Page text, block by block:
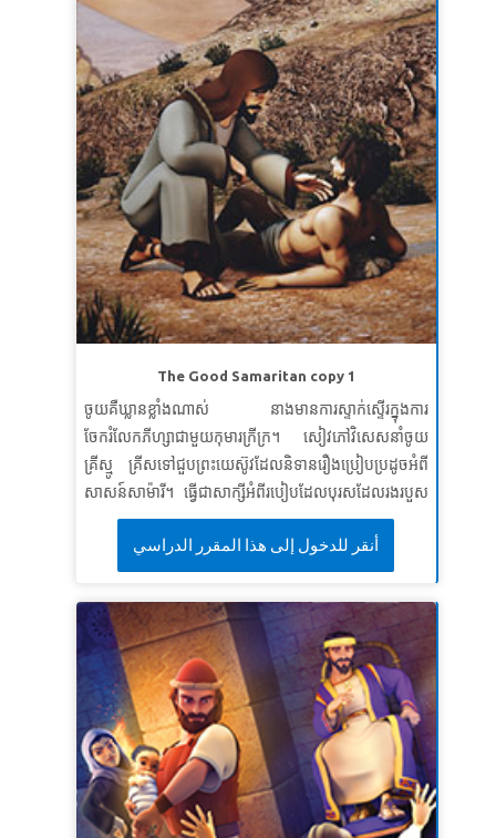
អស្ចារ្យជាងនេះ ដោយទ្រង់ប្រោសឲ្យរស់ឡើងវិញ! ក្មេងៗដឹងថា
ពេលវេលារបស់ព្រះគឺល្អឥតខ្ចោះ។ * ត្រូវប្រាកដថាបានមើល
វីដេអូរឿងព្រះគម្ពីរជាមុនសម្រាប់វគ្គសិក្សានេះព្រោះរូបភាពខ្លះ
អាចខ្លាំងពេកសម្រាប់ក្មេងៗ។ សង្ខេបនិមិត្ត គឺមិនសូវជាខ្លាំងទេ។
សូមមើលផងដែរនូវប្រវត្តិព្រះគម្ពីរនិងវីដេអូសញ្ញាសម្គាល់។
មេរៀនទី 1 ពេលវេលាជាមួយព្រះយេស៊ូវ
សេចក្តីពិតវិសេស៖ Super Truth៖​ ខ្ញុំនឹងចំណាយពេល
ជាមួយព្រះយេស៊ូ។
ខគម្ពីរវិសេស SuperVerse៖មានរឿងតែមួយគត់ដែលគួរ ឲ្យ
ព្រួយបារម្ភ។ ម៉ារីបានរកឃើញ ហើយវានឹងមិនត្រូវបាន
យកចេញពីនាងទេ។លូកា ១០:៤២ (អិនអិលធី។ )
ខគម្ពីរវិសេស ត្រូវហើយរង់ចាំព្រះអម្ចាស់ដោយអត់ធ្មត់។ ចូរ
ក្លាហាននិងក្លាហាន។ ត្រូវហើយរង់ចាំព្រះអម្ចាស់ដោយអត់ធ្មត់។
ទំនុកតម្កើង ២៧:១៤ (អិនអិលធី)
មេរៀនទី ៣: ប្រភពនៃជីវិតរបស់យើង
សេចក្តីពិតវិសេស៖ សេចក្តីពិតវិសេស៖ព្រះយេស៊ូវគឺជាប្រភព
ខគម្ពីរវិសេស ខគម្ពីរវិសេស៖អ្នកណាមានព្រះបុត្រាអ្នកនោះមាន
ជីវិត។ អ្នកណាគ្មានព្រះបុត្រារបស់ព្រះជាម្ចាស់អ្នកនោះគ្មានជីវិត
ឡើយ។
យ៉ូហានទី១ ៥:១២ (អិនអិលធី)
The Good Samaritan copy 1
ចូយគឺឃ្លានខ្លាំងណាស់ នាងមានការស្ទាក់ស្ទើរក្នុងការ
ចែករំលែកភីហ្សាជាមួយកុមារក្រីក្រ។ សៀវភៅវិសេសនាំចូយ
គ្រីស្មូ គ្រីសទៅជួបព្រះយេស៊ូវដែលនិទានរឿងប្រៀបប្រដូចអំពី
សាសន៍សាម៉ារី។ ធ្វើជាសាក្សីអំពីរបៀបដែលបុរសដែលរងរបួស
ត្រូវបានមិនអើពើ ដោយមនុស្សសំខាន់ៗបន្ទាប់មកត្រូវ
បានជួយសង្គ្រោះដោយជនបរទេសដែលត្រូវបានគេមើលងាយ
ដោយប្រជាជនក្នុងស្រុក។ កុមាររៀនពីសារៈសំខាន់នៃការយក
ចិត្តទុកដាក់ចំពោះអ្នកដទៃ ហើយមនុស្សទាំងអស់គឺជាអ្នកជិត
ខាងរបស់យើង។
មេរៀនទី ១៖ ភាពស្មើរគ្នា
ខគម្ពីរវិសេស៖ខ្ញុំនឹងប្រព្រឹត្តចំពោះអ្នកដទៃដោយស្មើភាព។
SuperVerse៖«អ្នក​ណា​ដែល​មិន​កោតខ្លាច​ដល់​ពួក​អ្នក​ជា​
ប្រធាន ឬ​មិន​យល់​ដល់​ពួក​អ្នក​មាន​ជា​ជាង​អ្នក​ក្រ ដោយ​ព្រោះ​គេ​
សុទ្ធ​តែ​ជា​ការ​នៃ​ព្រះហស្ត​ទ្រង់​ធ្វើ​ទាំង​អស់។យ៉ូប ៣៤:១៩
មេរៀនទី ២ ស្រឡាញ់អ្នកជិតខាង
أنقر للدخول إلى هذا المقرر الدراسي